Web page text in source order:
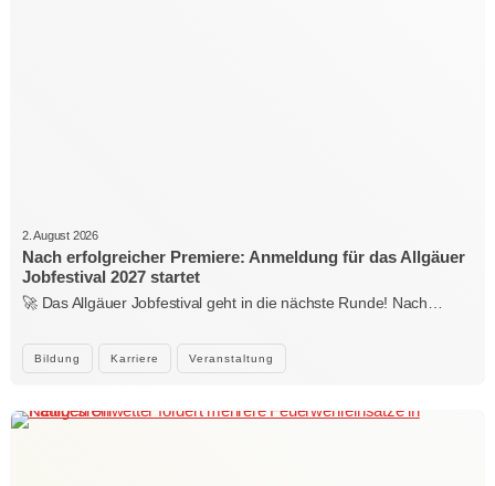
Bildung Karriere Veranstaltung
2. August 2026
Nach erfolgreicher Premiere: Anmeldung für das Allgäuer
Jobfestival 2027 startet
🚀 Das Allgäuer Jobfestival geht in die nächste Runde! Nach…